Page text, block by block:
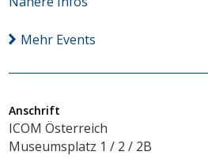
Mehr Events
Anschrift
ICOM Österreich
Museumsplatz 1 / 2 / 2B